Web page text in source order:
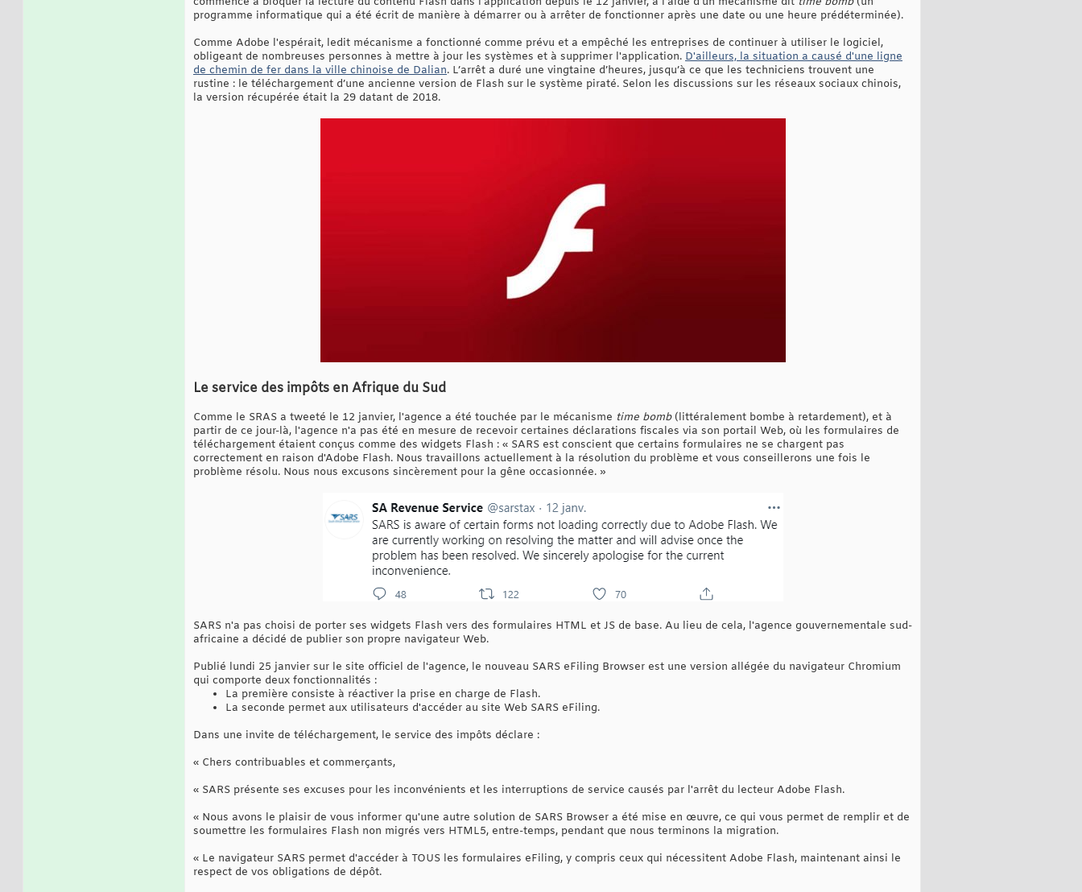
programme informatique qui a été écrit de manière à démarrer ou à arrêter de fonctionner après une date ou une heure prédéterminée).
Comme Adobe l'espérait, ledit mécanisme a fonctionné comme prévu et a empêché les entreprises de continuer à utiliser le logiciel,
obligeant de nombreuses personnes à mettre à jour les systèmes et à supprimer l'application. D'ailleurs, la situation a causé d'une ligne
de chemin de fer dans la ville chinoise de Dalian. L’arrêt a duré une vingtaine d’heures, jusqu’à ce que les techniciens trouvent une
rustine : le téléchargement d’une ancienne version de Flash sur le système piraté. Selon les discussions sur les réseaux sociaux chinois,
la version récupérée était la 29 datant de 2018.
Le service des impôts en Afrique du Sud
Comme le SRAS a tweeté le 12 janvier, l'agence a été touchée par le mécanisme time bomb(littéralement bombe à retardement), et à
partir de ce jour-là, l'agence n'a pas été en mesure de recevoir certaines déclarations fiscales via son portail Web, où les formulaires de
téléchargement étaient conçus comme des widgets Flash : « SARS est conscient que certains formulaires ne se chargent pas
correctement en raison d'Adobe Flash. Nous travaillons actuellement à la résolution du problème et vous conseillerons une fois le
problème résolu. Nous nous excusons sincèrement pour la gêne occasionnée. »
SARS n'a pas choisi de porter ses widgets Flash vers des formulaires HTML et JS de base. Au lieu de cela, l'agence gouvernementale sud-
africaine a décidé de publier son propre navigateur Web.
Publié lundi 25 janvier sur le site officiel de l'agence, le nouveau SARS eFiling Browser est une version allégée du navigateur Chromium
qui comporte deux fonctionnalités :
La première consiste à réactiver la prise en charge de Flash.
La seconde permet aux utilisateurs d'accéder au site Web SARS eFiling.
Dans une invite de téléchargement, le service des impôts déclare :
« Chers contribuables et commerçants,
« SARS présente ses excuses pour les inconvénients et les interruptions de service causés par l'arrêt du lecteur Adobe Flash.
« Nous avons le plaisir de vous informer qu'une autre solution de SARS Browser a été mise en œuvre, ce qui vous permet de remplir et de
soumettre les formulaires Flash non migrés vers HTML5, entre-temps, pendant que nous terminons la migration.
« Le navigateur SARS permet d'accéder à TOUS les formulaires eFiling, y compris ceux qui nécessitent Adobe Flash, maintenant ainsi le
respect de vos obligations de dépôt.